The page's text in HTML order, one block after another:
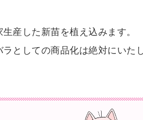
産した新苗を植え込みます。
としての商品化は絶対にいた